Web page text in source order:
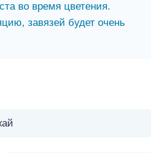
во время цветения.
завязей будет очень